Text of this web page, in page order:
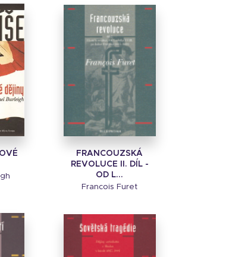
FRANCOUZSKÁ
REVOLUCE II. DÍL -
OD L...
Francois Furet